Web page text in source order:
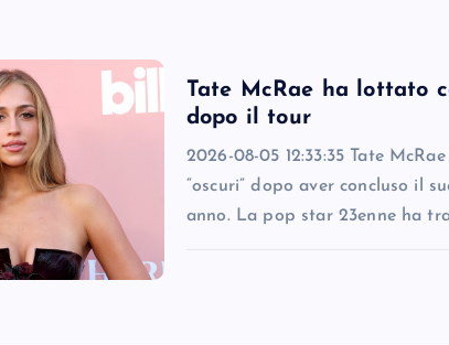
Tate McRae ha lottato
dopo il tour
2026-08-05 12:33:35 Tate
“oscuri” dopo aver concluso il
anno. La pop star 23enne ha